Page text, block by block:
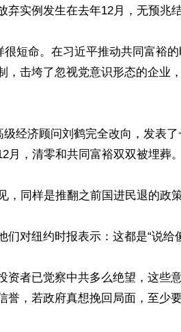
实例发生在去年12月，无预兆
很短命。在习近平推动共同富裕
，击垮了忽视党意识形态的企业
经济顾问刘鹤完全改向，发表了
月，清零和共同富裕双双被埋葬。
，同样是推翻之前国进民退的政策
对纽约时报表示：这都是“说给
资者已觉察中共多么绝望，这些
誉，若政府真想挽回局面，至少